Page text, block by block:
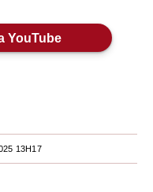
YouTube
13H17